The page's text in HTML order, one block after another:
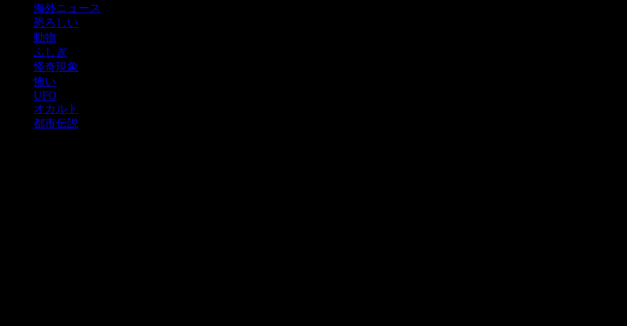
海外ニュース
恐ろしい
動物
ふしぎ
怪奇現象
怖い
UFO
オカルト
都市伝説